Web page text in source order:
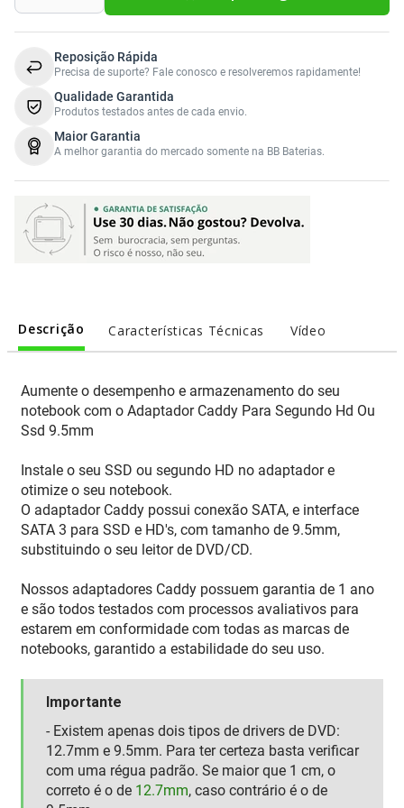
Toshiba
Toshiba
Caddy para SSD
Reposição Rápida
Precisa de suporte? Fale conosco e resolveremos rapidamente!
Qualidade Garantida
Produtos testados antes de cada envio.
Maior Garantia
A melhor garantia do mercado somente na BB Baterias.
Descrição Características Técnicas Vídeo
Aumente o desempenho e armazenamento do seu
notebook com o Adaptador Caddy Para Segundo Hd Ou
Ssd 9.5mm
Instale o seu SSD ou segundo HD no adaptador e
otimize o seu notebook.
O adaptador Caddy possui conexão SATA, e interface
SATA 3 para SSD e HD's, com tamanho de 9.5mm,
substituindo o seu leitor de DVD/CD.
Nossos adaptadores Caddy possuem garantia de 1 ano
e são todos testados com processos avaliativos para
estarem em conformidade com todas as marcas de
notebooks, garantido a estabilidade do seu uso.
Importante
- Existem apenas dois tipos de drivers de DVD:
12.7mm e 9.5mm. Para ter certeza basta verificar
com uma régua padrão. Se maior que 1 cm, o
correto é o de 12.7mm, caso contrário é o de